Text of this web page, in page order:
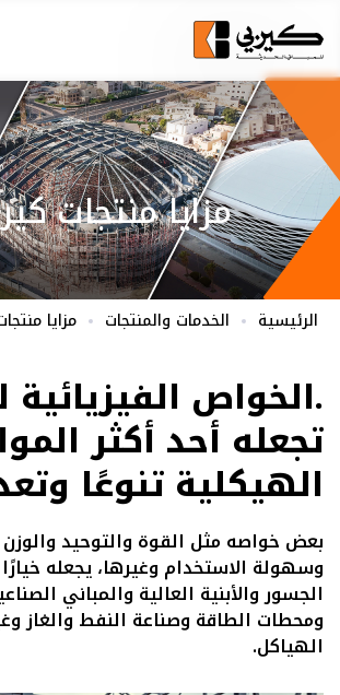
مزايا منتجات
الرئيسية الخدمات والمنتجات مزايا
.الخواص
تجعله أحد أكثر
الهيكلية تنوعًا
بعض خواصه مثل القوة والتوحيد
وسهولة الاستخدام وغيرها، يجعله خيارًا
الجسور والأبنية العالية والمباني
ومحطات الطاقة وصناعة النفط والغاز
الهياكل.